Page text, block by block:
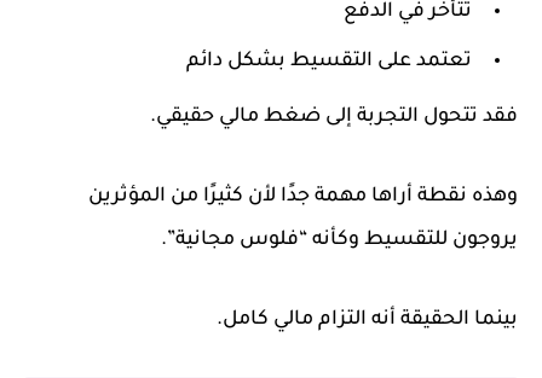
تتأخر في الدفع
تعتمد على التقسيط بشكل دائم
فقد تتحول التجربة إلى ضغط مالي حقيقي.
وهذه نقطة أراها مهمة جدًا لأن كثيرًا من المؤثرين
يروجون للتقسيط وكأنه “فلوس مجانية”.
بينما الحقيقة أنه التزام مالي كامل.